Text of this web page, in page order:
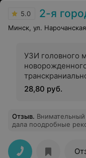
5.0 2-я городская
Минск, ул.
УЗИ головного
дуплексное
артерий или
28,80 руб.
Отзыв. Внимательный
дала поодробные